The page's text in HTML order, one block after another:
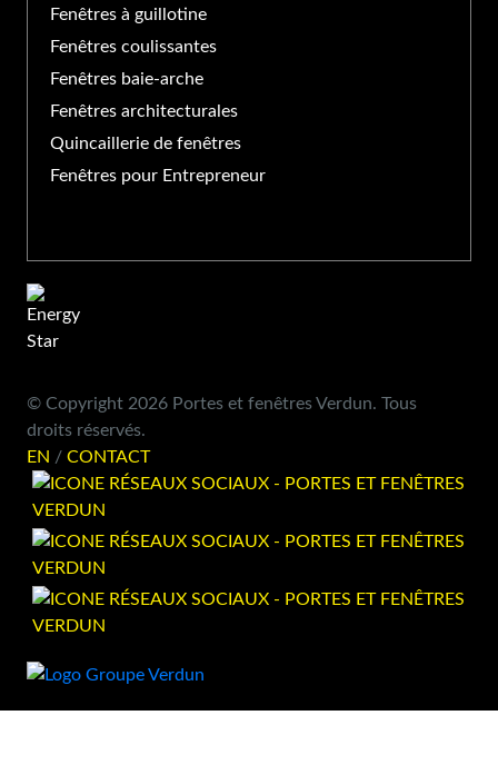
Fenêtres à guillotine
Fenêtres coulissantes
Fenêtres baie-arche
Fenêtres architecturales
Quincaillerie de fenêtres
Fenêtres pour Entrepreneur
© Copyright 2026 Portes et fenêtres Verdun. Tous
droits réservés.
EN /CONTACT